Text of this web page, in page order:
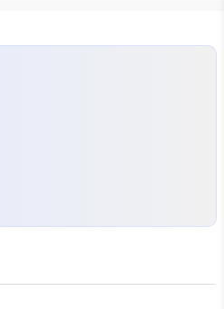
다. 제습기 용량과